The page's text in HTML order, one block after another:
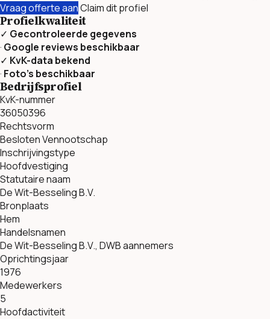
Vraag offerte aanClaim dit profiel
Profielkwaliteit
✓ Gecontroleerde gegevens
· Google reviews beschikbaar
✓ KvK-data bekend
· Foto’s beschikbaar
Bedrijfsprofiel
KvK-nummer
36050396
Rechtsvorm
Besloten Vennootschap
Inschrijvingstype
Hoofdvestiging
Statutaire naam
De Wit-Besseling B.V.
Bronplaats
Hem
Handelsnamen
De Wit-Besseling B.V., DWB aannemers
Oprichtingsjaar
1976
Medewerkers
5
Hoofdactiviteit